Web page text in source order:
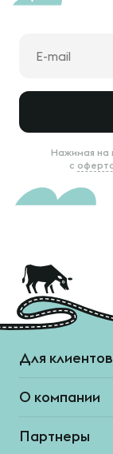
Нажимая на
с
Для клиентов
О компании
Партнеры